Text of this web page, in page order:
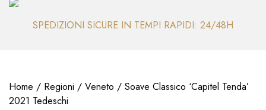
SPEDIZIONI SICURE IN TEMPI RAPIDI: 24/48H
Home / Regioni / Veneto / Soave Classico ‘Capitel Tenda’
2021 Tedeschi